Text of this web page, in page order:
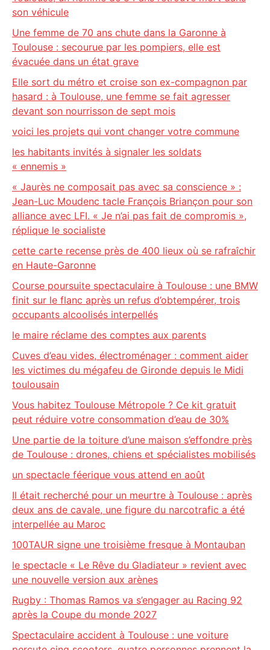
son véhicule
Une femme de 70 ans chute dans la Garonne à
Toulouse : secourue par les pompiers, elle est
évacuée dans un état grave
Elle sort du métro et croise son ex-compagnon par
hasard : à Toulouse, une femme se fait agresser
devant son nourrisson de sept mois
voici les projets qui vont changer votre commune
les habitants invités à signaler les soldats
« ennemis »
« Jaurès ne composait pas avec sa conscience » :
Jean-Luc Moudenc tacle François Briançon pour son
alliance avec LFI. « Je n’ai pas fait de compromis »,
réplique le socialiste
cette carte recense près de 400 lieux où se rafraîchir
en Haute-Garonne
Course poursuite spectaculaire à Toulouse : une BMW
finit sur le flanc après un refus d’obtempérer, trois
occupants alcoolisés interpellés
le maire réclame des comptes aux parents
Cuves d’eau vides, électroménager : comment aider
les victimes du mégafeu de Gironde depuis le Midi
toulousain
Vous habitez Toulouse Métropole ? Ce kit gratuit
peut réduire votre consommation d’eau de 30%
Une partie de la toiture d’une maison s’effondre près
de Toulouse : drones, chiens et spécialistes mobilisés
un spectacle féerique vous attend en août
Il était recherché pour un meurtre à Toulouse : après
deux ans de cavale, une figure du narcotrafic a été
interpellée au Maroc
100TAUR signe une troisième fresque à Montauban
le spectacle « Le Rêve du Gladiateur » revient avec
une nouvelle version aux arènes
Rugby : Thomas Ramos va s’engager au Racing 92
après la Coupe du monde 2027
Spectaculaire accident à Toulouse : une voiture